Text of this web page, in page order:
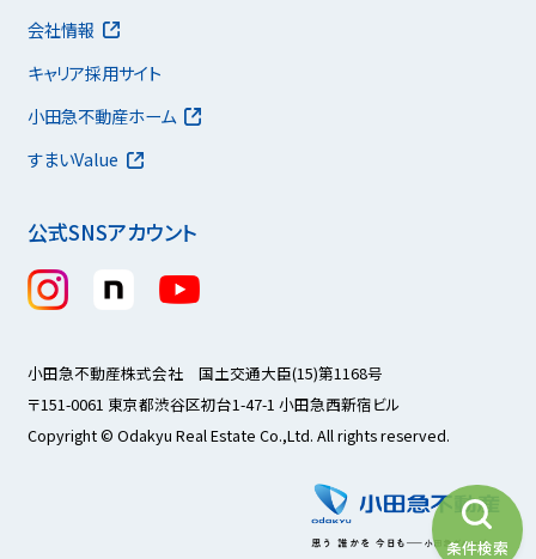
条件検索
公式SNSアカウント
会社情報
キャリア採用サイト
小田急不動産ホーム
すまいValue
小田急不動産株式会社 国土交通大臣(15)第1168号
〒151-0061 東京都渋谷区初台1-47-1 小田急西新宿ビル
Copyright © Odakyu Real Estate Co.,Ltd. All rights reserved.